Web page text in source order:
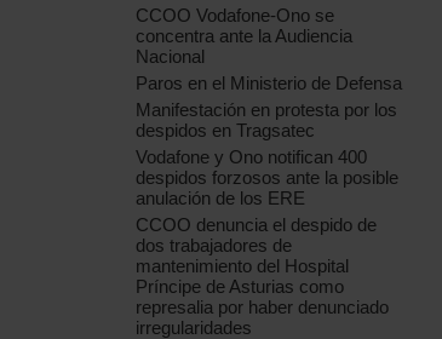
CCOO Vodafone-Ono se
concentra ante la Audiencia
Nacional
Paros en el Ministerio de Defensa
Manifestación en protesta por los
despidos en Tragsatec
Vodafone y Ono notifican 400
despidos forzosos ante la posible
anulación de los ERE
CCOO denuncia el despido de
dos trabajadores de
mantenimiento del Hospital
Príncipe de Asturias como
represalia por haber denunciado
irregularidades